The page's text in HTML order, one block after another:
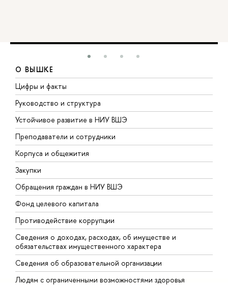
О ВЫШКЕ
Цифры и факты
Руководство и структура
Устойчивое развитие в НИУ ВШЭ
Преподаватели и сотрудники
Корпуса и общежития
Закупки
Обращения граждан в НИУ ВШЭ
Фонд целевого капитала
Противодействие коррупции
Сведения о доходах, расходах, об имуществе и
обязательствах имущественного характера
Сведения об образовательной организации
Людям с ограниченными возможностями здоровья